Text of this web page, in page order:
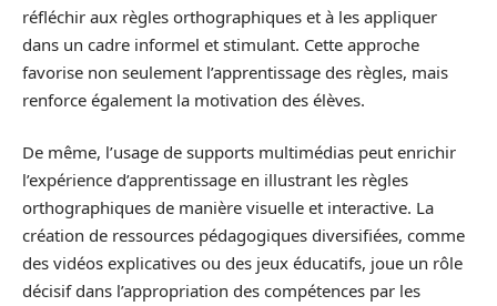
réfléchir aux règles orthographiques et à les appliquer
dans un cadre informel et stimulant. Cette approche
favorise non seulement l’apprentissage des règles, mais
renforce également la motivation des élèves.
De même, l’usage de supports multimédias peut enrichir
l’expérience d’apprentissage en illustrant les règles
orthographiques de manière visuelle et interactive. La
création de ressources pédagogiques diversifiées, comme
des vidéos explicatives ou des jeux éducatifs, joue un rôle
décisif dans l’appropriation des compétences par les